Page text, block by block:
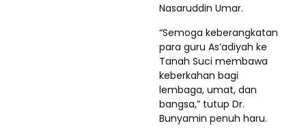
Nasaruddin Umar.
“Semoga keberangkatan
para guru As’adiyah ke
Tanah Suci membawa
keberkahan bagi
lembaga, umat, dan
bangsa,” tutup Dr.
Bunyamin penuh haru.